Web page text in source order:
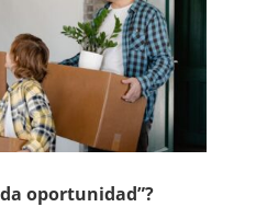
oportunidad”?